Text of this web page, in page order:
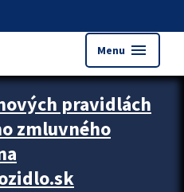
Menu menu
pravidlách
zmluvného